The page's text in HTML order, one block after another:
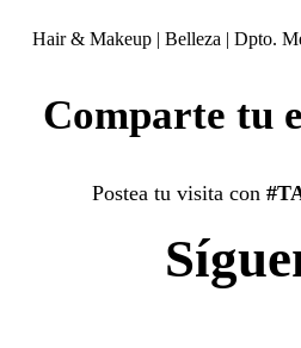
Hair & Makeup | Belleza | Dpto.
Comparte tu
Postea tu visita con